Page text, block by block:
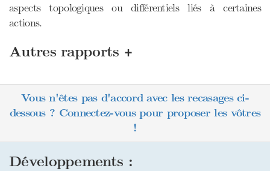
aspects topologiques ou différentiels liés à certaines
actions.
Autres rapports +
Vous n'êtes pas d'accord avec les recasages ci-
dessous ? Connectez-vous pour proposer les vôtres
!
Développements :